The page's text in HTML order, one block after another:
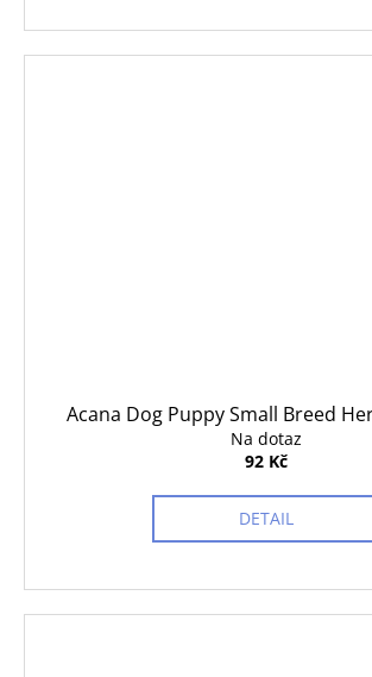
Acana Dog Puppy Small Breed
Na dotaz
92 Kč
DETAIL